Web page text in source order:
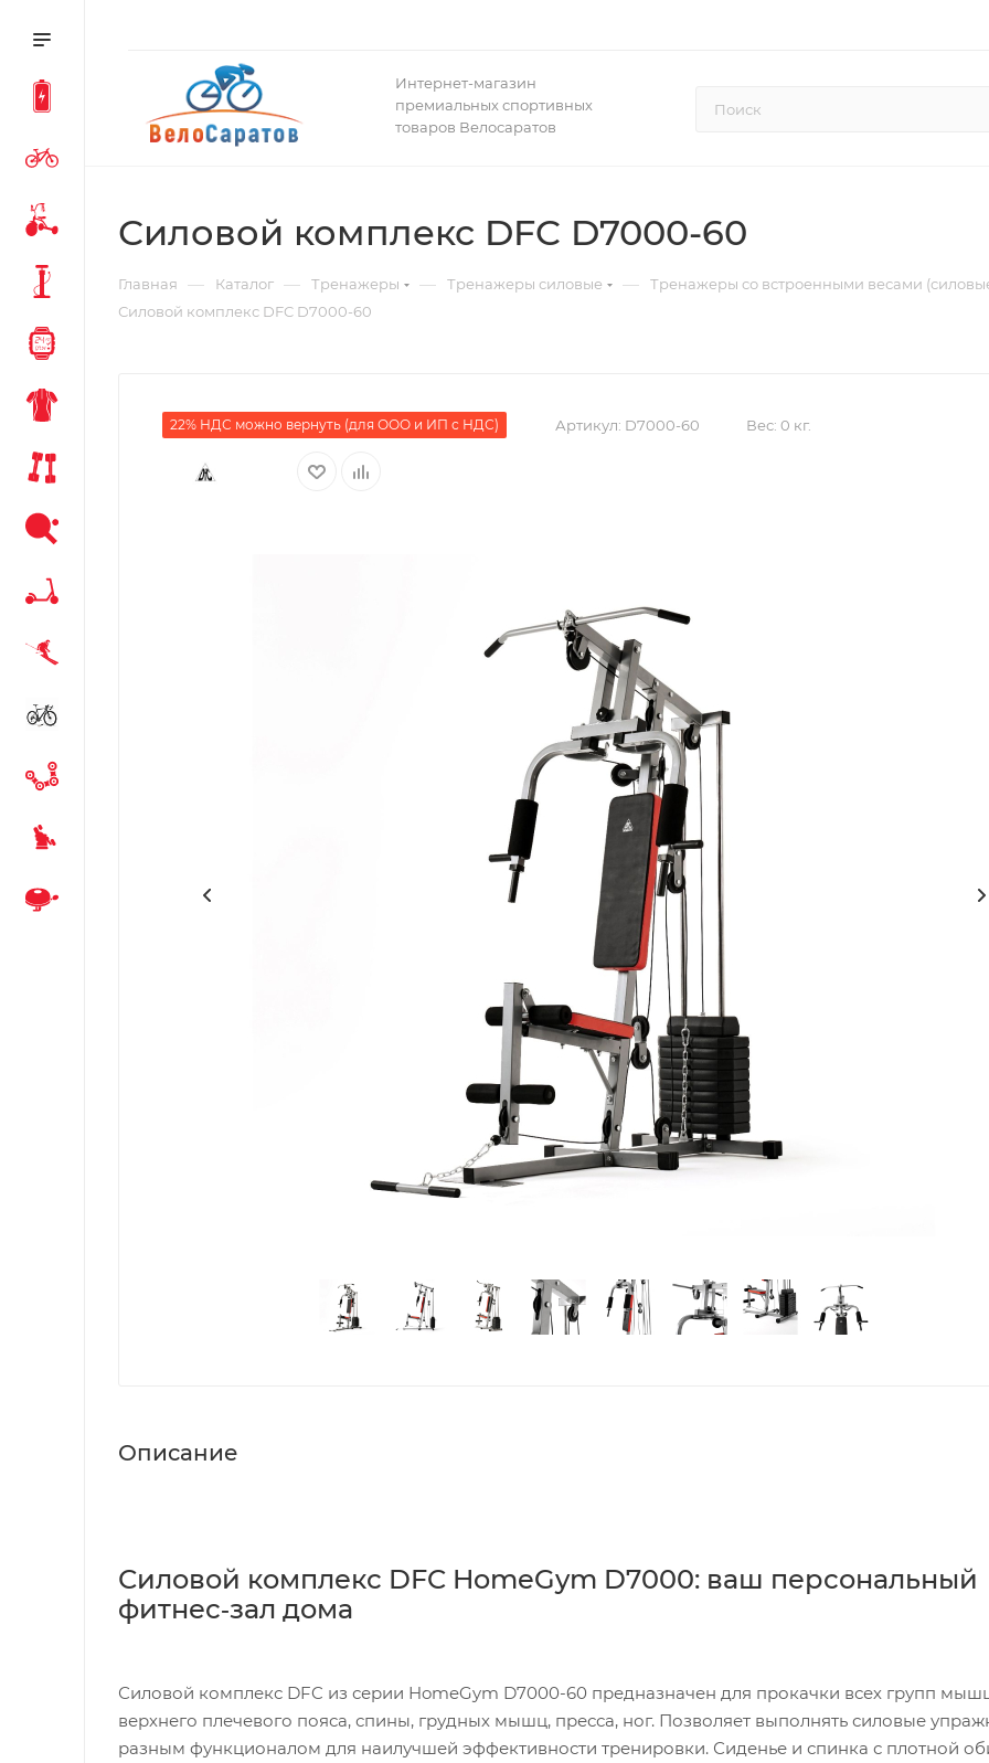
Интернет-магазин
премиальных спортивных
товаров Велосаратов
Силовой комплекс DFC D7000-60
Главная — Каталог — Тренажеры — Тренажеры силовые — Тренажеры со встроенными весами
Силовой комплекс DFC D7000-60
22% НДС можно вернуть (для ООО и ИП с НДС) Артикул: D7000-60 Вес: 0 кг.
Описание
Силовой комплекс DFC HomeGym D7000: ваш персональный
фитнес‑зал дома
Силовой комплекс DFC из серии HomeGym D7000-60 предназначен для прокачки всех групп
верхнего плечевого пояса, спины, грудных мышц, пресса, ног. Позволяет выполнять силовые
разным функционалом для наилучшей эффективности тренировки. Сиденье и спинка с плотной